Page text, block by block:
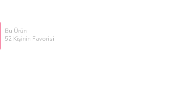
Bu Ürün
52 Kişinin Favorisi